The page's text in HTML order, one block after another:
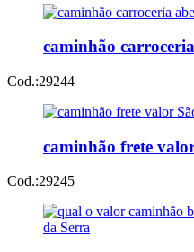
caminhão
Cod.:29244
caminhão frete
Cod.:29245